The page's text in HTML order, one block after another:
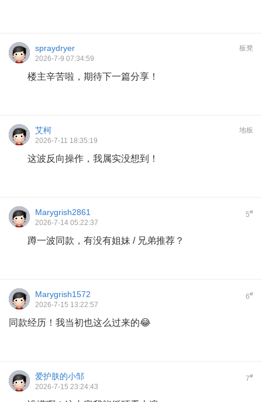
板凳
spraydryer
2026-7-9 07:34:59
楼主辛苦啦，期待下一篇分享！
地板
艾柯
2026-7-11 18:35:19
这波反向操作，我属实没想到！
5#
Marygrish2861
2026-7-14 05:22:37
蹲一波同款，有没有姐妹 / 兄弟推荐？
6#
Marygrish1572
2026-7-15 13:22:57
同款经历！我当初也这么过来的😂
7#
爱护肤的小邹
2026-7-15 23:24:43